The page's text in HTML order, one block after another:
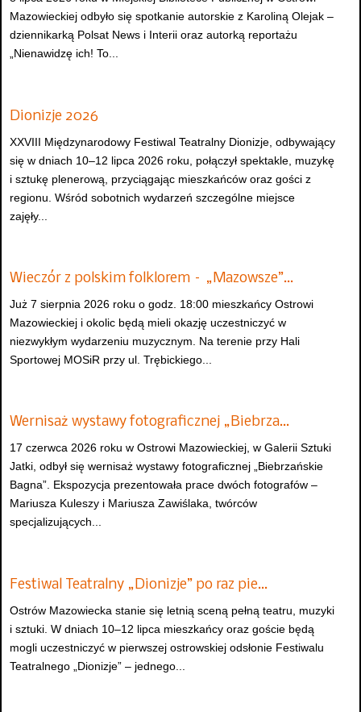
Mazowieckiej odbyło się spotkanie autorskie z Karoliną Olejak –
dziennikarką Polsat News i Interii oraz autorką reportażu
„Nienawidzę ich! To...
Dionizje 2026
XXVIII Międzynarodowy Festiwal Teatralny Dionizje, odbywający
się w dniach 10–12 lipca 2026 roku, połączył spektakle, muzykę
i sztukę plenerową, przyciągając mieszkańców oraz gości z
regionu. Wśród sobotnich wydarzeń szczególne miejsce
zajęły...
Wieczór z polskim folklorem – „Mazowsze”…
Już 7 sierpnia 2026 roku o godz. 18:00 mieszkańcy Ostrowi
Mazowieckiej i okolic będą mieli okazję uczestniczyć w
niezwykłym wydarzeniu muzycznym. Na terenie przy Hali
Sportowej MOSiR przy ul. Trębickiego...
Wernisaż wystawy fotograficznej „Biebrza…
17 czerwca 2026 roku w Ostrowi Mazowieckiej, w Galerii Sztuki
Jatki, odbył się wernisaż wystawy fotograficznej „Biebrzańskie
Bagna”. Ekspozycja prezentowała prace dwóch fotografów –
Mariusza Kuleszy i Mariusza Zawiślaka, twórców
specjalizujących...
Festiwal Teatralny „Dionizje” po raz pie…
Ostrów Mazowiecka stanie się letnią sceną pełną teatru, muzyki
i sztuki. W dniach 10–12 lipca mieszkańcy oraz goście będą
mogli uczestniczyć w pierwszej ostrowskiej odsłonie Festiwalu
Teatralnego „Dionizje” – jednego...